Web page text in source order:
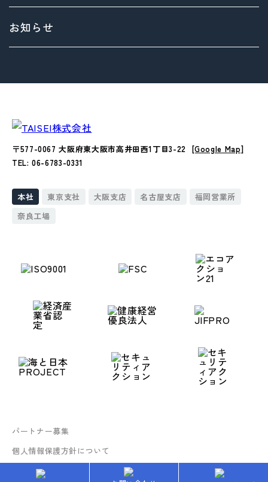
> 拠点情報
Environment（環境）への取り組み
Social（社会）への取り組み
お知らせ
〒577-0067 大阪府東大阪市高井田西1丁目3-22 [Google Map]
TEL: 06-6783-0331
本社 東京支社 大阪支店 名古屋支店
福岡営業所
奈良工場
パートナー募集
個人情報保護方針について
Copyright © 2025 TAISEI All rights reserved.